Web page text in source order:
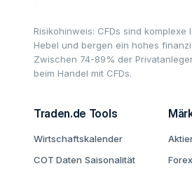
Risikohinweis: CFDs sind komplexe
Hebel und bergen ein hohes
Zwischen 74-89% der
beim Handel mit CFDs.
Traden.de Tools
Wirtschaftskalender
COT Daten Saisonalität
Forex